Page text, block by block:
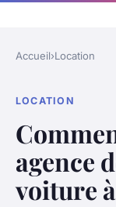
Accueil›Location
LOCATION
agence
voiture